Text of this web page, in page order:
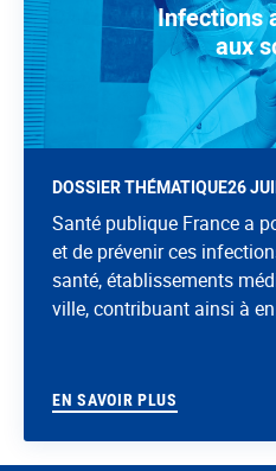
Infections
aux
DOSSIER THÉMATIQUE26
Santé publique France a
et de prévenir ces
santé, établissements
ville, contribuant ainsi à
EN SAVOIR PLUS